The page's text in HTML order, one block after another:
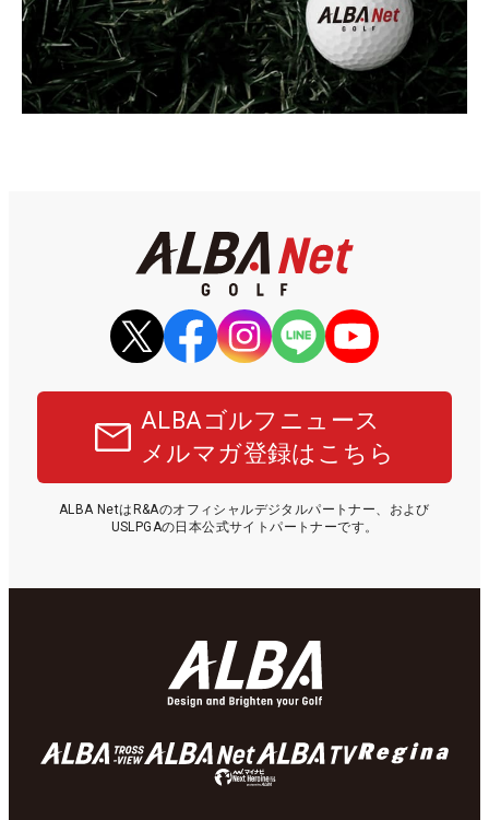
ALBAゴルフニュース
メルマガ登録はこちら
ALBA NetはR&Aのオフィシャルデジタルパートナー、および
USLPGAの日本公式サイトパートナーです。